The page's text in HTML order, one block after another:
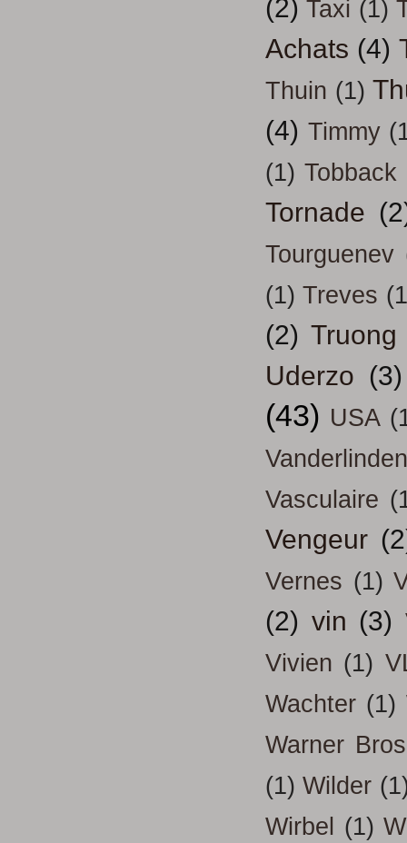
(2) Taxi (1)
Achats (4)
Thuin (1)
(4) Timmy
(1) Tobback
Tornade
Tourguenev
(1) Treves
(2) Truong
Uderzo (3)
(43) USA
Vanderlinden
Vasculaire
Vengeur
Vernes (1)
(2) vin (3)
Vivien (1)
Wachter (1)
Warner Bros
(1) Wilder
Wirbel
(1)